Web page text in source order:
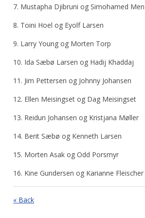
7. Mustapha Djibruni og Simohamed
8. Toini Hoel og Eyolf Larsen
9. Larry Young og Morten Torp
10. Ida Sæbø Larsen og Hadij Khaddaj
11. Jim Pettersen og Johnny Johansen
12. Ellen Meisingset og Dag Meisingset
13. Reidun Johansen og Kristjana Møller
14. Berit Sæbø og Kenneth Larsen
15. Morten Asak og Odd Porsmyr
16. Kine Gundersen og Karianne Fleischer
« Back